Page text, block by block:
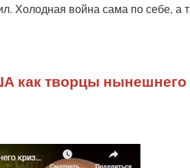
Холодная война сама по себе, а
как творцы нынешнего